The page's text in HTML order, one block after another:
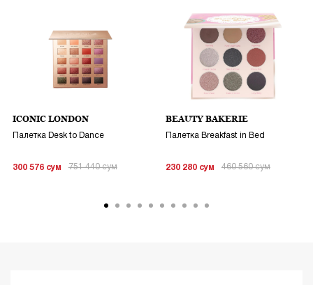
ICONIC LONDON
Палетка Desk to Dance
300 576 сум 751 440сум
BEAUTY BAKERIE
Палетка Breakfast in Bed
230 280 сум 460 560сум